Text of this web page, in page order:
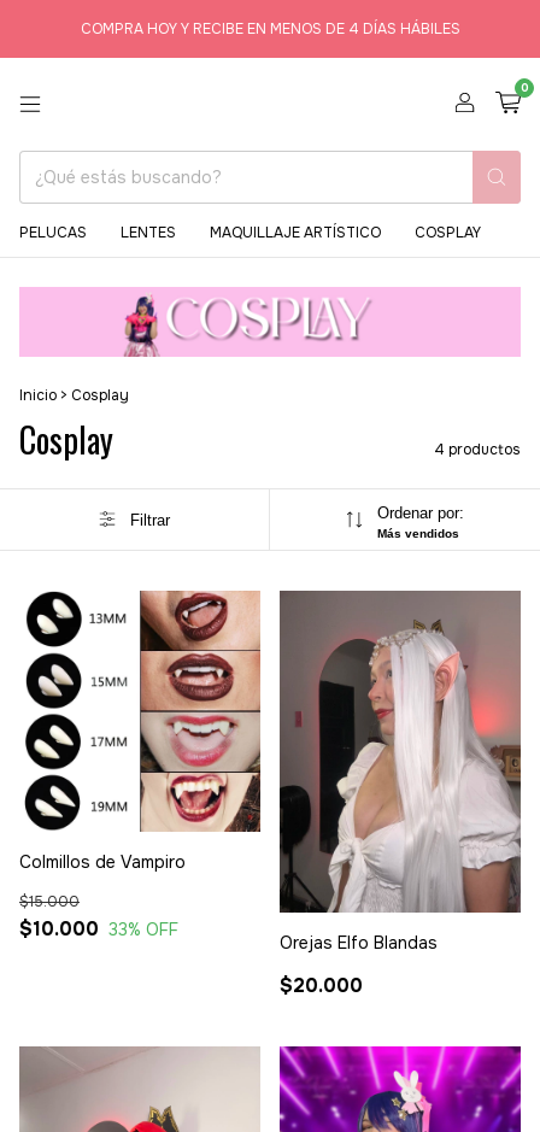
COMPRA HOY Y RECIBE EN MENOS DE 4 DÍAS HÁBILES
0
PELUCAS LENTES MAQUILLAJE ARTÍSTICO COSPLAY
Inicio > Cosplay
Cosplay 4 productos
Filtrar Ordenar por:
Más vendidos
Colmillos de Vampiro
$10.000
$15.000
33% OFF
Orejas Elfo Blandas
$20.000